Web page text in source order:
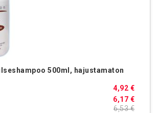
500ml, hajustamaton
6,17 €
4,92 €
6,53 €